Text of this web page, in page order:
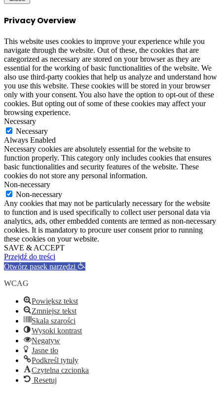
Privacy Overview
This website uses cookies to improve your experience while you
navigate through the website. Out of these, the cookies that are
categorized as necessary are stored on your browser as they are
essential for the working of basic functionalities of the website. We
also use third-party cookies that help us analyze and understand how
you use this website. These cookies will be stored in your browser
only with your consent. You also have the option to opt-out of these
cookies. But opting out of some of these cookies may affect your
browsing experience.
Necessary
Necessary
Always Enabled
Necessary cookies are absolutely essential for the website to
function properly. This category only includes cookies that ensures
basic functionalities and security features of the website. These
cookies do not store any personal information.
Non-necessary
Non-necessary
Any cookies that may not be particularly necessary for the website
to function and is used specifically to collect user personal data via
analytics, ads, other embedded contents are termed as non-necessary
cookies. It is mandatory to procure user consent prior to running
these cookies on your website.
SAVE & ACCEPT
Przejdź do treści
Otwórz pasek narzędzi
WCAG
Powiększ tekst
Zmniejsz tekst
Skala szarości
Wysoki kontrast
Negatyw
Jasne tło
Podkreśl tytuły
Czytelna czcionka
Resetuj